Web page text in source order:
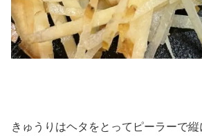
きゅうりはヘタをとってピーラーで